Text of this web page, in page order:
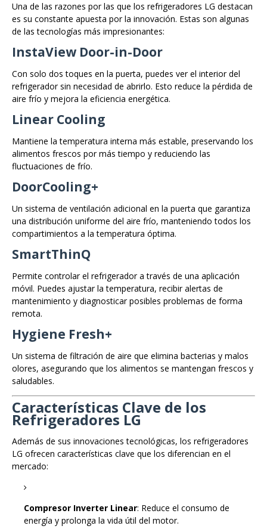
Una de las razones por las que los refrigeradores LG destacan
es su constante apuesta por la innovación. Estas son algunas
de las tecnologías más impresionantes:
InstaView Door-in-Door
Con solo dos toques en la puerta, puedes ver el interior del
refrigerador sin necesidad de abrirlo. Esto reduce la pérdida de
aire frío y mejora la eficiencia energética.
Linear Cooling
Mantiene la temperatura interna más estable, preservando los
alimentos frescos por más tiempo y reduciendo las
fluctuaciones de frío.
DoorCooling+
Un sistema de ventilación adicional en la puerta que garantiza
una distribución uniforme del aire frío, manteniendo todos los
compartimientos a la temperatura óptima.
SmartThinQ
Permite controlar el refrigerador a través de una aplicación
móvil. Puedes ajustar la temperatura, recibir alertas de
mantenimiento y diagnosticar posibles problemas de forma
remota.
Hygiene Fresh+
Un sistema de filtración de aire que elimina bacterias y malos
olores, asegurando que los alimentos se mantengan frescos y
saludables.
Características Clave de los
Refrigeradores LG
Además de sus innovaciones tecnológicas, los refrigeradores
LG ofrecen características clave que los diferencian en el
mercado:
Compresor Inverter Linear: Reduce el consumo de
energía y prolonga la vida útil del motor.